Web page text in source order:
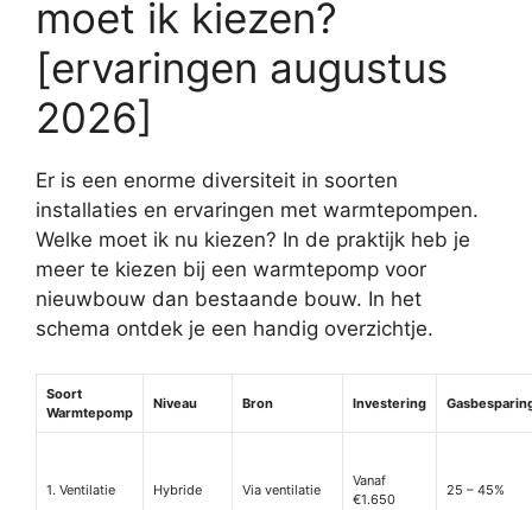
moet ik kiezen?
[ervaringen augustus
2026]
Er is een enorme diversiteit in soorten
installaties en ervaringen met warmtepompen.
Welke moet ik nu kiezen? In de praktijk heb je
meer te kiezen bij een warmtepomp voor
nieuwbouw dan bestaande bouw. In het
schema ontdek je een handig overzichtje.
Soort
Warmtepomp
Niveau Bron Investering
1. Ventilatie Hybride Via ventilatie
Vanaf
€1.650
25 – 45%